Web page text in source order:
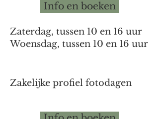
Info en boeken
Zaterdag, tussen 10 en 16 uur
Woensdag, tussen 10 en 16 uur
Zakelijke profiel fotodagen